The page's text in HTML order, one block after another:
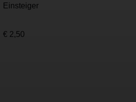
Einsteiger
€ 2,50